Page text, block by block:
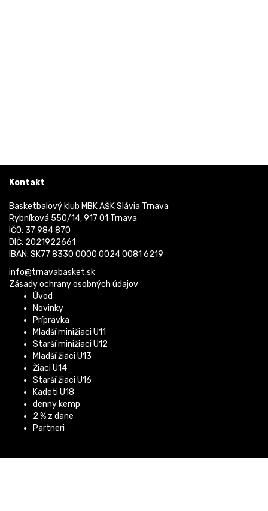
Kontakt
Basketbalový klub MBK AŠK Slávia Trnava
Rybníková 550/14, 917 01 Trnava
IČO: 37 984 870
DIČ: 2021922661
IBAN: SK77 8330 0000 0024 0081 6219
info@trnavabasket.sk
Zásady ochrany osobných údajov
Úvod
Novinky
Prípravka
Mladší minižiaci U11
Starší minižiaci U12
Mladší žiaci U13
Žiaci U14
Starší žiaci U16
Kadeti U18
denny kemp
2 % z dane
Partneri